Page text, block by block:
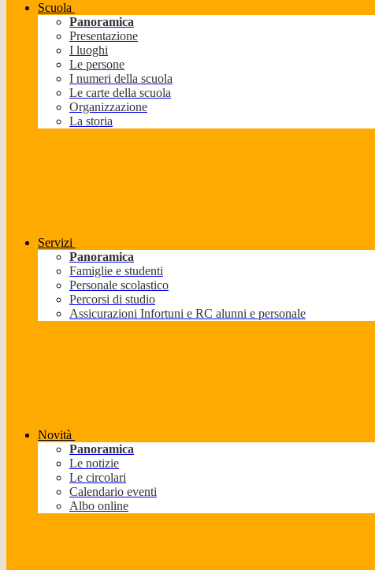
Scuola
Panoramica
Presentazione
I luoghi
Le persone
I numeri della scuola
Le carte della scuola
Organizzazione
La storia
Servizi
Panoramica
Famiglie e studenti
Personale scolastico
Percorsi di studio
Assicurazioni Infortuni e RC alunni e personale
Novità
Panoramica
Le notizie
Le circolari
Calendario eventi
Albo online